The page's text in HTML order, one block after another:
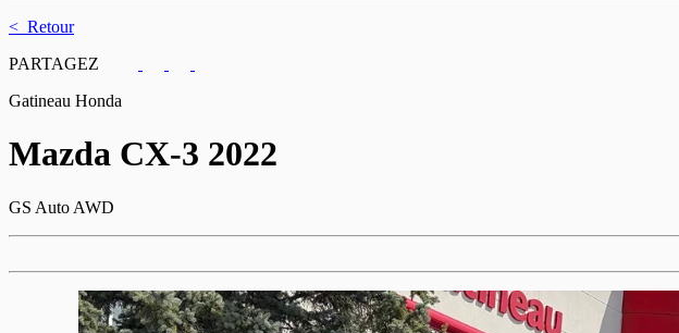
< Retour
PARTAGEZ
Gatineau Honda
Mazda CX-3 2022
GS Auto AWD